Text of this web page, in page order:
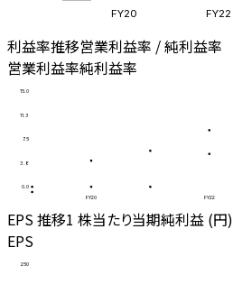
FY20 FY22
利益率推移営業利益率 / 純利益率
営業利益率純利益率
0.0
3.8
7.5
11.3
15.0
FY20 FY22
EPS 推移1 株当たり当期純利益 (円)
EPS
250